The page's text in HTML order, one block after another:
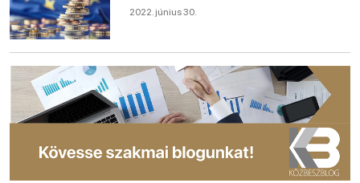
2022. június 30.